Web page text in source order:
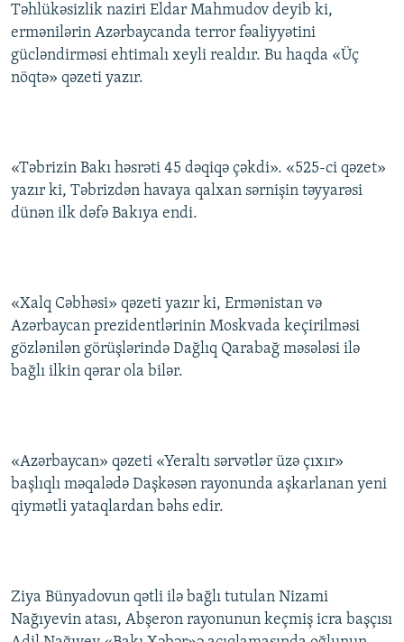
XƏBƏR BÜLLETENLƏRIMIZ
Təhlükəsizlik naziri Eldar Mahmudov deyib ki,
ermənilərin Azərbaycanda terror fəaliyyətini
gücləndirməsi ehtimalı xeyli realdır. Bu haqda «Üç
nöqtə» qəzeti yazır.
«Təbrizin Bakı həsrəti 45 dəqiqə çəkdi». «525-ci qəzet»
yazır ki, Təbrizdən havaya qalxan sərnişin təyyarəsi
dünən ilk dəfə Bakıya endi.
«Xalq Cəbhəsi» qəzeti yazır ki, Ermənistan və
Azərbaycan prezidentlərinin Moskvada keçirilməsi
gözlənilən görüşlərində Dağlıq Qarabağ məsələsi ilə
bağlı ilkin qərar ola bilər.
«Azərbaycan» qəzeti «Yeraltı sərvətlər üzə çıxır»
başlıqlı məqalədə Daşkəsən rayonunda aşkarlanan yeni
qiymətli yataqlardan bəhs edir.
Ziya Bünyadovun qətli ilə bağlı tutulan Nizami
Nağıyevin atası, Abşeron rayonunun keçmiş icra başçısı